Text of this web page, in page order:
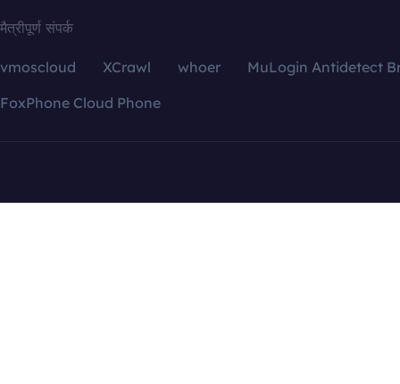
मैत्रीपूर्ण संपर्क
vmoscloud XCrawl whoer
MuLogin Antidetect
FoxPhone Cloud Phone